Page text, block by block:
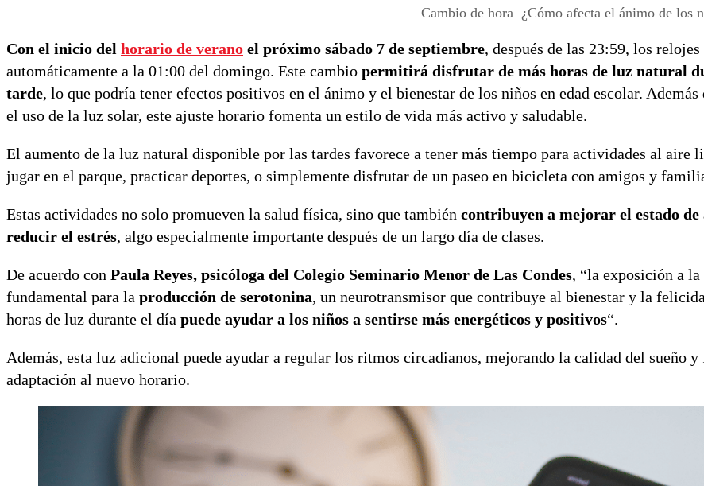
Cambio de hora ¿Cómo afecta el ánimo de los
Con el inicio del horario de verano el próximo sábado 7 de septiembre, después de las 23:59, los relojes
automáticamente a la 01:00 del domingo. Este cambio permitirá disfrutar de más horas de luz natural
tarde, lo que podría tener efectos positivos en el ánimo y el bienestar de los niños en edad escolar.
el uso de la luz solar, este ajuste horario fomenta un estilo de vida más activo y saludable.
El aumento de la luz natural disponible por las tardes favorece a tener más tiempo para actividades al aire
jugar en el parque, practicar deportes, o simplemente disfrutar de un paseo en bicicleta con amigos y
Estas actividades no solo promueven la salud física, sino que también contribuyen a mejorar el estado de
reducir el estrés, algo especialmente importante después de un largo día de clases.
De acuerdo con Paula Reyes, psicóloga del Colegio Seminario Menor de Las Condes, “la exposición a
fundamental para la producción de serotonina, un neurotransmisor que contribuye al bienestar y la
horas de luz durante el día puede ayudar a los niños a sentirse más energéticos y positivos“.
Además, esta luz adicional puede ayudar a regular los ritmos circadianos, mejorando la calidad del sueño
adaptación al nuevo horario.